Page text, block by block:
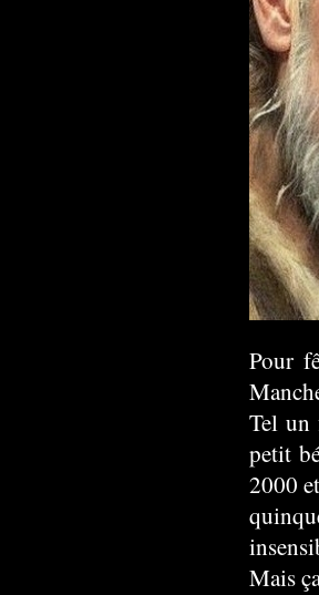
Pour
Tel un
petit
2000
Mais